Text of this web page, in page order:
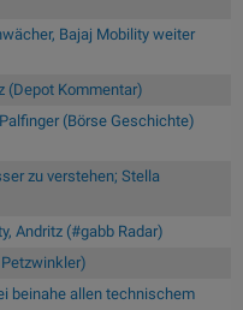
Bajaj Mobility weiter
(Depot Kommentar)
(Börse Geschichte)
zu verstehen; Stella
Andritz (#gabb Radar)
beinahe allen technischem